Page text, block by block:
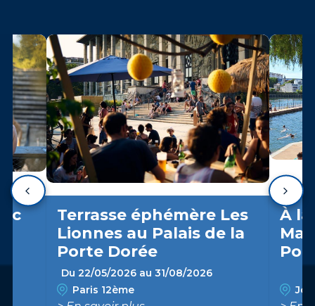
Terrasse éphémère Les
Lionnes au Palais de la
Porte Dorée
Du 22/05/2026 au 31/08/2026
Paris 12ème
À